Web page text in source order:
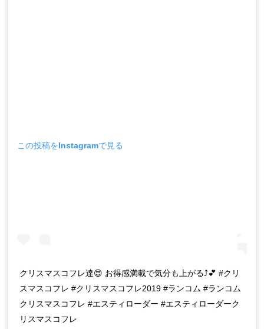
この投稿をInstagramで見る
クリスマスコフレ達😍 お得感満載で気分も上がる⤴️💕 #クリ
スマスコフレ #クリスマスコフレ2019 #ランコム #ランコム
クリスマスコフレ #エスティローダー #エスティローダーク
リスマスコフレ